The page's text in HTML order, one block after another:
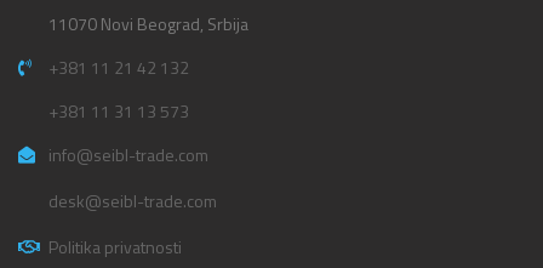
11070 Novi Beograd, Srbija
+381 11 21 42 132
+381 11 31 13 573
info@seibl-trade.com
desk@seibl-trade.com
Politika privatnosti